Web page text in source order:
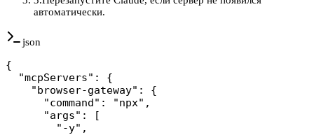
автоматически.
json
{
  "mcpServers": {
    "browser-gateway": {
      "command": "npx",
      "args": [
        "-y",